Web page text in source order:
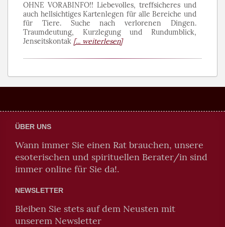
OHNE VORABINFO!! Liebevolles, treffsicheres und
auch hellsichtiges Kartenlegen für alle Bereiche und
für Tiere. Suche nach verlorenen Dingen.
Traumdeutung, Kurzlegung und Rundumblick,
Jenseitskontak [... weiterlesen]
ÜBER UNS
Wann immer Sie einen Rat brauchen, unsere
esoterischen und spirituellen Berater/in sind
immer online für Sie da!.
NEWSLETTER
Bleiben Sie stets auf dem Neusten mit
unserem Newsletter